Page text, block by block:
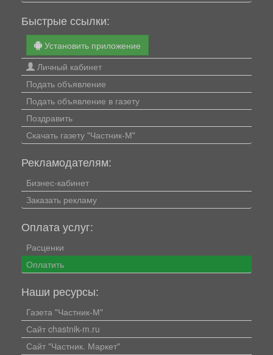
Быстрые ссылки:
Установить приложение
Личный кабинет
Подать объявление
Подать объявление в газету
Поздравить
Скачать газету "Частник-М"
Рекламодателям:
Бизнес-кабинет
Заказать рекламу
Оплата услуг:
Расценки
Оплатить
Наши ресурсы:
Газета "Частник-М"
Сайт chastnik-m.ru
Сайт "Частник. Маркет"